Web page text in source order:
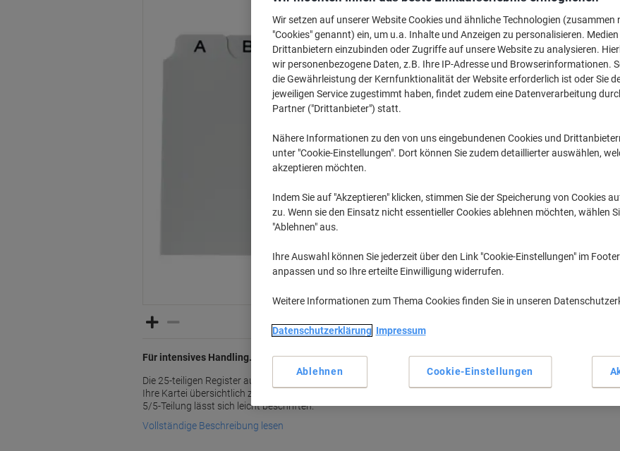
Für intensives Handling.
Die 25-teiligen Register aus strapazierfähigem Kunststoff helfen Ihnen,
Ihre Kartei übersichtlich zu strukturieren. Die Rückseite der A-Z Taben in
5/5-Teilung lässt sich leicht beschriften.
Vollständige Beschreibung lesen
€ 6,39 pro Pack
Ab 3 Pack
Menge exkl. USt
1Pack € 6,89
3+ Pack € 6,39 -
Menge
Lieferinformationen
Haupteigenschaften
A-Z Taben in 5/5-Teilung
Rückseite beschriftbar
Mehr anzeigen
Wir setzen auf unserer Website Cookies und ähnliche Technologien (zusammen
"Cookies" genannt) ein, um u.a. Inhalte und Anzeigen zu personalisieren.
Drittanbietern einzubinden oder Zugriffe auf unsere Website zu analysieren.
wir personenbezogene Daten, z.B. Ihre IP-Adresse und Browserinformationen.
die Gewährleistung der Kernfunktionalität der Website erforderlich ist oder Sie
jeweiligen Service zugestimmt haben, findet zudem eine Datenverarbeitung
Partner ("Drittanbieter") statt.
Nähere Informationen zu den von uns eingebundenen Cookies und
unter "Cookie-Einstellungen". Dort können Sie zudem detaillierter auswählen,
akzeptieren möchten.
Indem Sie auf "Akzeptieren" klicken, stimmen Sie der Speicherung von Cookies
zu. Wenn sie den Einsatz nicht essentieller Cookies ablehnen möchten, wählen
"Ablehnen" aus.
Ihre Auswahl können Sie jederzeit über den Link "Cookie-Einstellungen" im
anpassen und so Ihre erteilte Einwilligung widerrufen.
Weitere Informationen zum Thema Cookies finden Sie in unseren
Datenschutzerklärung Impressum
Cookie-Einstellungen
Ablehnen